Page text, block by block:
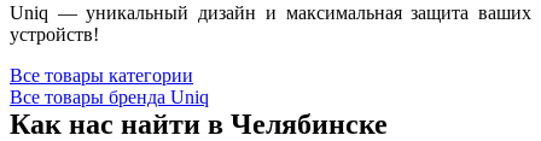
Uniq — уникальный дизайн и максимальная защита ваших
устройств!
Все товары категории
Все товары бренда Uniq
Как нас найти в Челябинске